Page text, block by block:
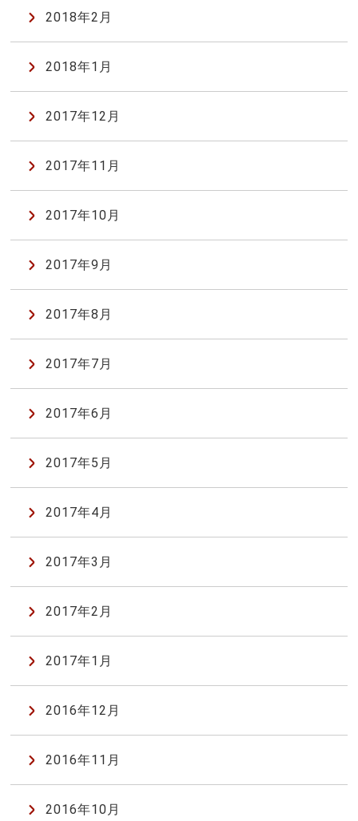
2018年2月
2018年1月
2017年12月
2017年11月
2017年10月
2017年9月
2017年8月
2017年7月
2017年6月
2017年5月
2017年4月
2017年3月
2017年2月
2017年1月
2016年12月
2016年11月
2016年10月